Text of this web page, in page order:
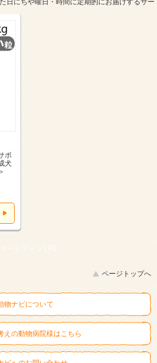
ポ
犬
マートフォン |
ページトップへ
物ナビについて
えの動物病院様はこちら